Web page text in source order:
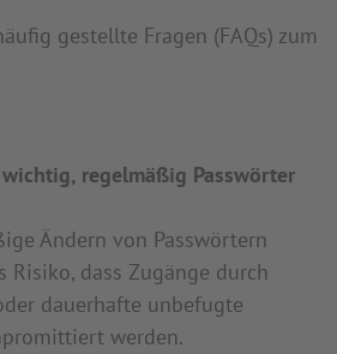
gestellte Fragen (FAQs) zum
regelmäßig Passwörter
Ändern von Passwörtern
Risiko, dass Zugänge durch
dauerhafte unbefugte
werden.